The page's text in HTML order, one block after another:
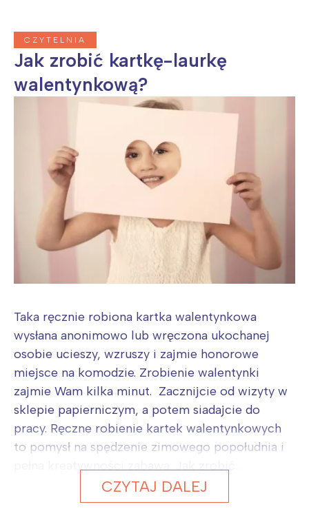
CZYTELNIA
Jak zrobić kartkę-laurkę
walentynkową?
Taka ręcznie robiona kartka walentynkowa
wysłana anonimowo lub wręczona ukochanej
osobie ucieszy, wzruszy i zajmie honorowe
miejsce na komodzie. Zrobienie walentynki
zajmie Wam kilka minut. Zacznijcie od wizyty w
sklepie papierniczym, a potem siadajcie do
pracy. Ręczne robienie kartek walentynkowych
to pomysł na spędzenie zimowego popołudnia i
CZYTAJ DALEJ